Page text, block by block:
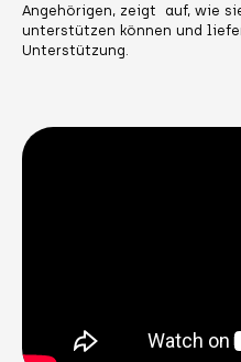
Angehörigen, zeigt auf, wie
unterstützen können und
Unterstützung.